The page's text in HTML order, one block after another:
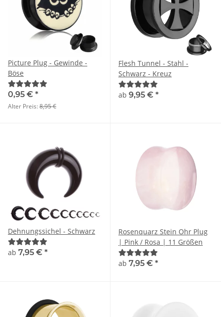
Picture Plug - Gewinde -
Böse
0,95 € *
Alter Preis:8,95 €
Flesh Tunnel - Stahl -
Schwarz - Kreuz
ab 9,95 € *
Dehnungssichel - Schwarz
ab 7,95 € *
Rosenquarz Stein Ohr Plug
| Pink / Rosa | 11 Größen
ab 7,95 € *